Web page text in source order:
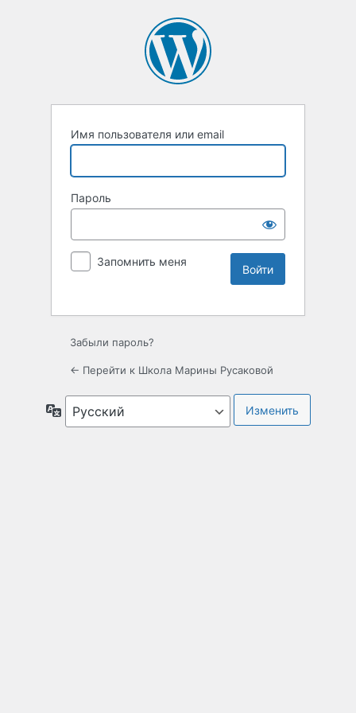
Имя пользователя или email
Пароль
Запомнить меня
Забыли пароль?
← Перейти к Школа Марины Русаковой
Язык